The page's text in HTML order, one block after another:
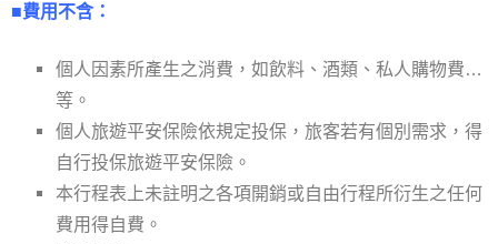
■費用不含：
個人因素所產生之消費，如飲料、酒類、私人購物費…
等。
個人旅遊平安保險依規定投保，旅客若有個別需求，得
自行投保旅遊平安保險。
本行程表上未註明之各項開銷或自由行程所衍生之任何
費用得自費。